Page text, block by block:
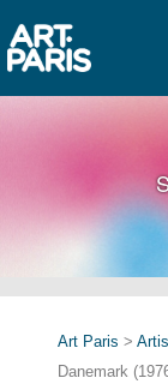
Art Paris >
Danemark